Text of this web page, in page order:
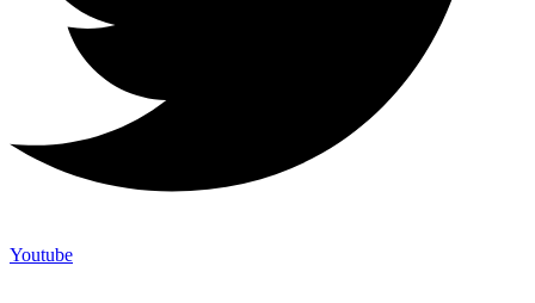
Youtube